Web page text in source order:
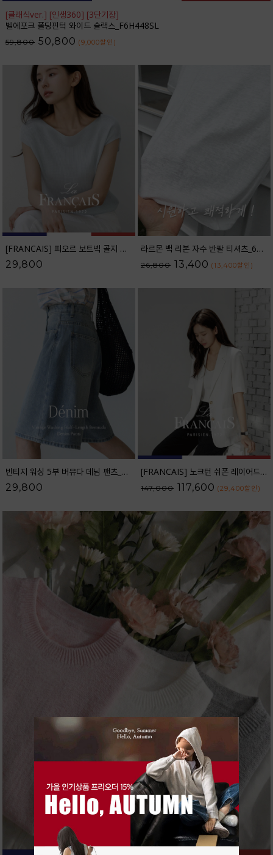
[클래식ver.] [인생360] [3단기장]
벨에포크 폴딩핀턱 와이드 슬랙스_F6H448SL
59,800 50,800 (9,000할인 )
[FRANCAIS] 피오르 보트넥 골지 캡소매 니트_F6H433KN
29,800
라르몬 백 리본 자수 반팔 티셔츠_62TS2605
26,800 13,400 (13,400할인 )
빈티지 워싱 5부 버뮤다 데님 팬츠_52DP598
29,800
[FRANCAIS] 노크턴 쉬폰 레이어드 린넨 자켓_F6S391JK
147,000 117,600 (29,400할인 )